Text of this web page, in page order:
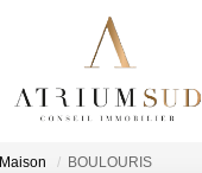
TRANSACTION
Maison BOULOURIS